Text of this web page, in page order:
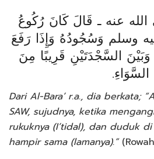
عنه ـ قَالَ كَانَ رُكُوعُ
وسلم وَسُجُودُهُ وَإِذَا رَفَعَ
السَّجْدَتَيْنِ قَرِيبًا مِنَ
السَّوَاءِ‏.‏
Dari Al-Bara’ r.a., dia berkata;
SAW, sujudnya, ketika
rukuknya (I’tidal), dan duduk
hampir sama (lamanya).”